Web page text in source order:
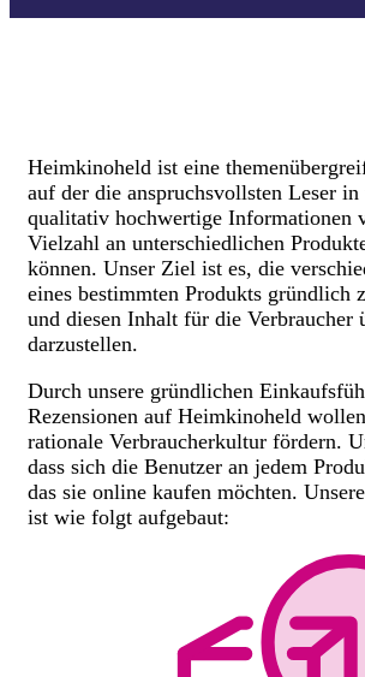
Heimkinoheld ist eine
auf der die anspruchsvollsten Leser
qualitativ hochwertige Informationen
Vielzahl an unterschiedlichen
können. Unser Ziel ist es, die
eines bestimmten Produkts gründlich
und diesen Inhalt für die Verbraucher
darzustellen.
Durch unsere gründlichen
Rezensionen auf Heimkinoheld
rationale Verbraucherkultur fördern.
dass sich die Benutzer an jedem
das sie online kaufen möchten.
ist wie folgt aufgebaut: